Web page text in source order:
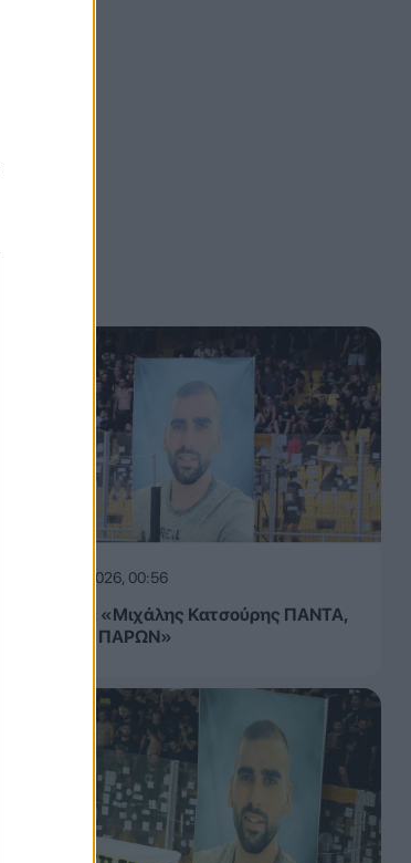
08.08.2026, 00:56
ΚΑΕ ΑΕΚ: «Μιχάλης Κατσούρης ΠΑΝΤΑ,
ΠΑΝΤΟΥ, ΠΑΡΩΝ»